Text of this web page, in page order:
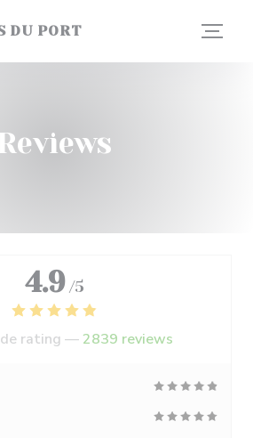
DU PORT
4.9 /5
rating — 2839 reviews